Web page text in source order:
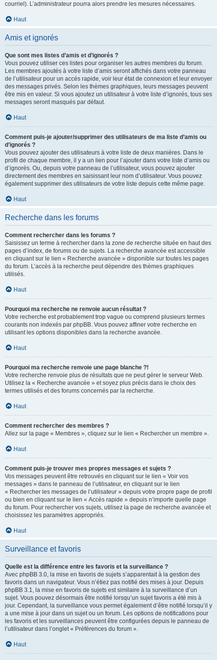
courriel). L’administrateur pourra alors prendre les mesures nécessaires.
Haut
Amis et ignorés
Que sont mes listes d’amis et d’ignorés ?
Vous pouvez utiliser ces listes pour organiser les autres membres du forum.
Les membres ajoutés à votre liste d’amis seront affichés dans votre panneau
de l’utilisateur pour un accès rapide, voir leur état de connexion et leur envoyer
des messages privés. Selon les thèmes graphiques, leurs messages peuvent
être mis en valeur. Si vous ajoutez un utilisateur à votre liste d’ignorés, tous ses
messages seront masqués par défaut.
Haut
Comment puis-je ajouter/supprimer des utilisateurs de ma liste d’amis ou
d’ignorés ?
Vous pouvez ajouter des utilisateurs à votre liste de deux manières. Dans le
profil de chaque membre, il y a un lien pour l’ajouter dans votre liste d’amis ou
d’ignorés. Ou, depuis votre panneau de l’utilisateur, vous pouvez ajouter
directement des membres en saisissant leur nom d’utilisateur. Vous pouvez
également supprimer des utilisateurs de votre liste depuis cette même page.
Haut
Recherche dans les forums
Comment rechercher dans les forums ?
Saisissez un terme à rechercher dans la zone de recherche située en haut des
pages d’index, de forums ou de sujets. La recherche avancée est accessible
en cliquant sur le lien « Recherche avancée » disponible sur toutes les pages
du forum. L’accès à la recherche peut dépendre des thèmes graphiques
utilisés.
Haut
Pourquoi ma recherche ne renvoie aucun résultat ?
Votre recherche est probablement trop vague ou comprend plusieurs termes
courants non indexés par phpBB. Vous pouvez affiner votre recherche en
utilisant les options disponibles dans la recherche avancée.
Haut
Pourquoi ma recherche renvoie une page blanche ?!
Votre recherche renvoie plus de résultats que ne peut gérer le serveur Web.
Utilisez la « Recherche avancée » et soyez plus précis dans le choix des
termes utilisés et des forums concernés par la recherche.
Haut
Comment rechercher des membres ?
Allez sur la page « Membres », cliquez sur le lien « Rechercher un membre ».
Haut
Comment puis-je trouver mes propres messages et sujets ?
Vos messages peuvent être retrouvés en cliquant sur le lien « Voir vos
messages » dans le panneau de l’utilisateur, en cliquant sur le lien
« Rechercher les messages de l’utilisateur » depuis votre propre page de profil
ou bien en cliquant sur le lien « Accès rapide » depuis n’importe quelle page
du forum. Pour rechercher vos sujets, utilisez la page de recherche avancée et
choisissez les paramètres appropriés.
Haut
Surveillance et favoris
Quelle est la différence entre les favoris et la surveillance ?
Avec phpBB 3.0, la mise en favoris de sujets s’apparentait à la gestion des
favoris dans un navigateur. Vous n’étiez pas notifié des mises à jour. Depuis
phpBB 3.1, la mise en favoris de sujets est similaire à la surveillance d’un
sujet. Vous pouvez désormais être notifié lorsqu’un sujet favoris a été mis à
jour. Cependant, la surveillance vous permet également d’être notifié lorsqu’il y
a une mise à jour dans un sujet ou un forum. Les options de notifications pour
les favoris et les surveillances peuvent être configurées depuis le panneau de
l’utilisateur dans l’onglet « Préférences du forum ».
Haut